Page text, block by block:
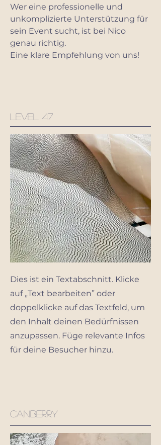
Wer eine professionelle und
unkomplizierte Unterstützung für
sein Event sucht, ist bei Nico
genau richtig.
Eine klare Empfehlung von uns!
Level 47
Dies ist ein Textabschnitt. Klicke
auf „Text bearbeiten” oder
doppelklicke auf das Textfeld, um
den Inhalt deinen Bedürfnissen
anzupassen. Füge relevante Infos
für deine Besucher hinzu.
canberry